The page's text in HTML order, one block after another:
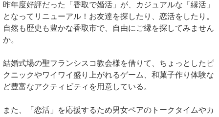
昨年度好評だった「香取で婚活」が、カジュアルな「縁活」
となってリニューアル！お友達を探したり、恋活をしたり。
自然も歴史も豊かな香取市で、自由にご縁を探してみません
か。
結婚式場の聖フランシスコ教会様を借りて、ちょっとしたピ
クニックやワイワイ盛り上がれるゲーム、和菓子作り体験な
ど豊富なアクティビティを用意している。
また、「恋活」を応援するため男女ペアのトークタイムやカ